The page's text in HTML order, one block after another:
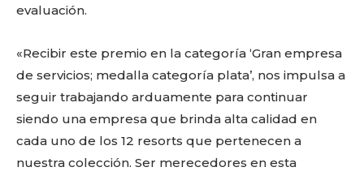
evaluación.
«Recibir este premio en la categoría ‘Gran empresa
de servicios; medalla categoría plata’, nos impulsa a
seguir trabajando arduamente para continuar
siendo una empresa que brinda alta calidad en
cada uno de los 12 resorts que pertenecen a
nuestra colección. Ser merecedores en esta